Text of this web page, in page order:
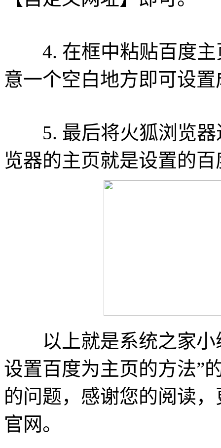
4. 在框中粘贴百度主
意一个空白地方即可设置
5. 最后将火狐浏览器
览器的主页就是设置的
以上就是系统之家小
设置百度为主页的方法”
的问题，感谢您的阅读
官网。